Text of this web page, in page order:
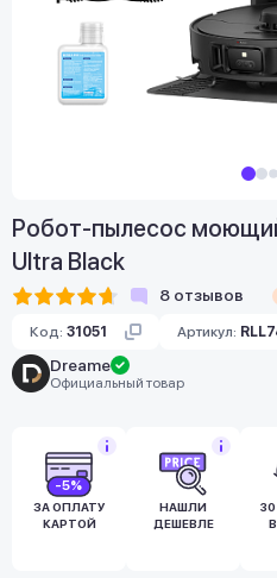
Робот-пылесос
Ultra Black
8 отзывов
Код: 31051 Артикул:
Dreame
Официальный товар
-5%
ЗА ОПЛАТУ
КАРТОЙ
НАШЛИ
ДЕШЕВЛЕ